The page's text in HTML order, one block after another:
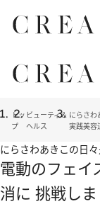
トッ
プ
ビューティ＆
ヘルス
にらさわ
実践美容
にらさわあきこの日
電動のフェイ
消に 挑戦しま